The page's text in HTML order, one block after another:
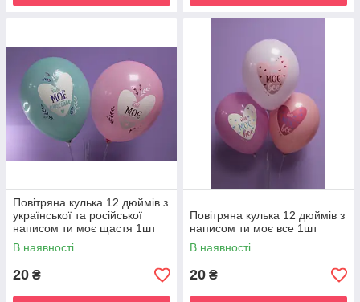
Повітряна кулька 12 дюймів з
української та російської
написом ти моє щастя 1шт
В наявності
20 ₴
Повітряна кулька 12 дюймів з
написом ти моє все 1шт
В наявності
20 ₴